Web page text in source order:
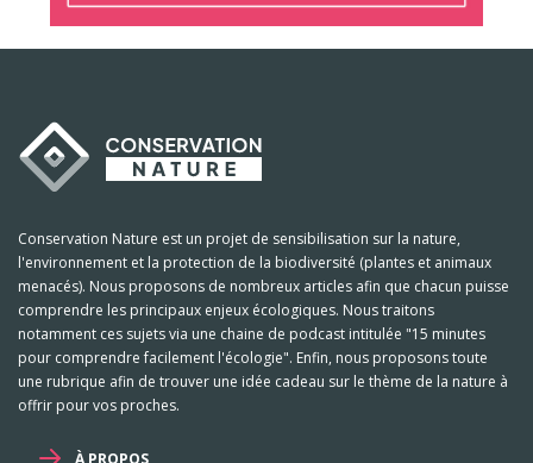
Conservation Nature est un projet de sensibilisation sur la nature,
l'environnement et la protection de la biodiversité (plantes et animaux
menacés). Nous proposons de nombreux articles afin que chacun puisse
comprendre les principaux enjeux écologiques. Nous traitons
notamment ces sujets via une chaine de podcast intitulée "15 minutes
pour comprendre facilement l'écologie". Enfin, nous proposons toute
une rubrique afin de trouver une idée cadeau sur le thème de la nature à
offrir pour vos proches.
À PROPOS